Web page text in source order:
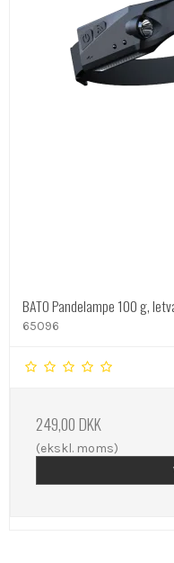
BATO Pandelampe 100 g,
65096
249,00 DKK
(ekskl. moms)